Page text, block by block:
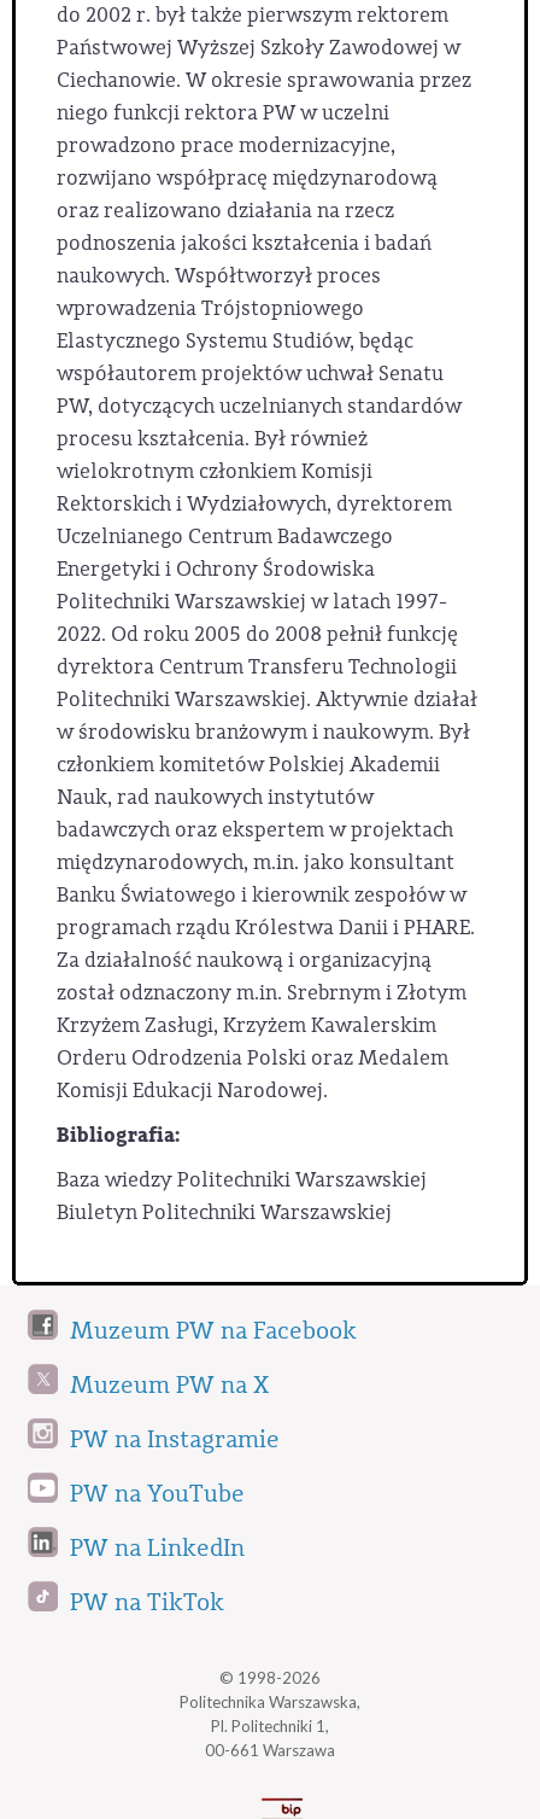
do 2002 r. był także pierwszym rektorem
Państwowej Wyższej Szkoły Zawodowej w
Ciechanowie. W okresie sprawowania przez
niego funkcji rektora PW w uczelni
prowadzono prace modernizacyjne,
rozwijano współpracę międzynarodową
oraz realizowano działania na rzecz
podnoszenia jakości kształcenia i badań
naukowych. Współtworzył proces
wprowadzenia Trójstopniowego
Elastycznego Systemu Studiów, będąc
współautorem projektów uchwał Senatu
PW, dotyczących uczelnianych standardów
procesu kształcenia. Był również
wielokrotnym członkiem Komisji
Rektorskich i Wydziałowych, dyrektorem
Uczelnianego Centrum Badawczego
Energetyki i Ochrony Środowiska
Politechniki Warszawskiej w latach 1997-
2022. Od roku 2005 do 2008 pełnił funkcję
dyrektora Centrum Transferu Technologii
Politechniki Warszawskiej. Aktywnie działał
w środowisku branżowym i naukowym. Był
członkiem komitetów Polskiej Akademii
Nauk, rad naukowych instytutów
badawczych oraz ekspertem w projektach
międzynarodowych, m.in. jako konsultant
Banku Światowego i kierownik zespołów w
programach rządu Królestwa Danii i PHARE.
Za działalność naukową i organizacyjną
został odznaczony m.in. Srebrnym i Złotym
Krzyżem Zasługi, Krzyżem Kawalerskim
Orderu Odrodzenia Polski oraz Medalem
Komisji Edukacji Narodowej.
Bibliografia:
Baza wiedzy Politechniki Warszawskiej
Biuletyn Politechniki Warszawskiej
Muzeum PW na Facebook
Muzeum PW na X
PW na Instagramie
PW na YouTube
PW na LinkedIn
PW na TikTok
© 1998-2026
Politechnika Warszawska,
Pl. Politechniki 1,
00-661 Warszawa